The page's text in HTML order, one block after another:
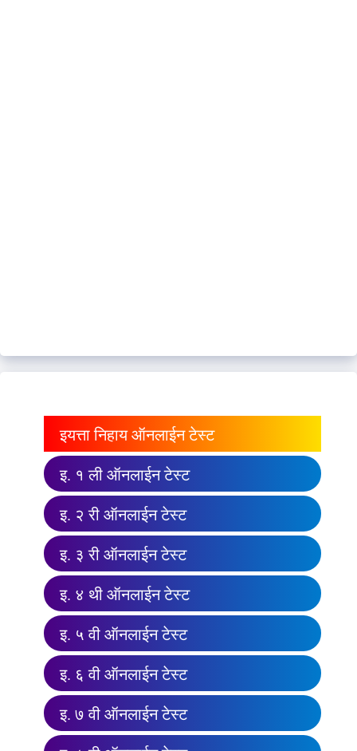
इयत्ता निहाय ऑनलाईन टेस्ट
इ. १ ली ऑनलाईन टेस्ट
इ. २ री ऑनलाईन टेस्ट
इ. ३ री ऑनलाईन टेस्ट
इ. ४ थी ऑनलाईन टेस्ट
इ. ५ वी ऑनलाईन टेस्ट
इ. ६ वी ऑनलाईन टेस्ट
इ. ७ वी ऑनलाईन टेस्ट